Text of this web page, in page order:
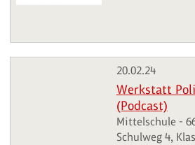
20.02.24
Werkstatt
(Podcast)
Mittelschule -
Schulweg 4,